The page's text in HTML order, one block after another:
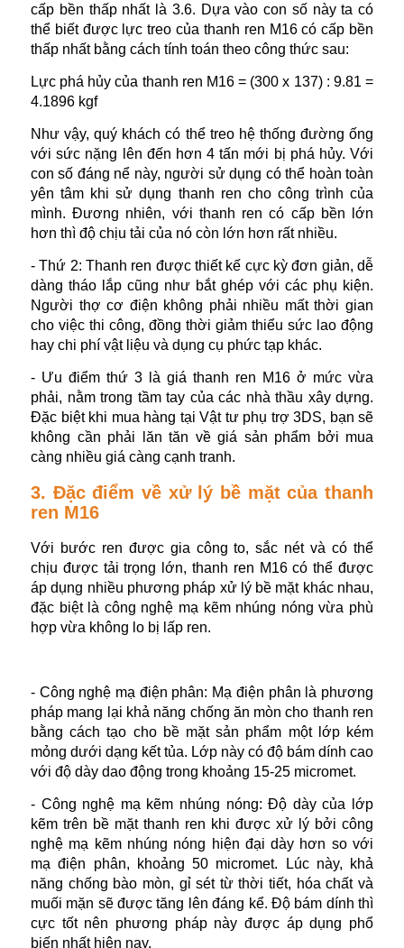
cấp bền thấp nhất là 3.6. Dựa vào con số này ta có
thể biết được lực treo của thanh ren M16 có cấp bền
thấp nhất bằng cách tính toán theo công thức sau:
Lực phá hủy của thanh ren M16 = (300 x 137) : 9.81 =
4.1896 kgf
Như vậy, quý khách có thể treo hệ thống đường ống
với sức nặng lên đến hơn 4 tấn mới bị phá hủy. Với
con số đáng nể này, người sử dụng có thể hoàn toàn
yên tâm khi sử dụng thanh ren cho công trình của
mình. Đương nhiên, với thanh ren có cấp bền lớn
hơn thì độ chịu tải của nó còn lớn hơn rất nhiều.
- Thứ 2: Thanh ren được thiết kế cực kỳ đơn giản, dễ
dàng tháo lắp cũng như bắt ghép với các phụ kiện.
Người thợ cơ điện không phải nhiều mất thời gian
cho việc thi công, đồng thời giảm thiểu sức lao động
hay chi phí vật liệu và dụng cụ phức tạp khác.
- Ưu điểm thứ 3 là giá thanh ren M16 ở mức vừa
phải, nằm trong tầm tay của các nhà thầu xây dựng.
Đặc biệt khi mua hàng tại Vật tư phụ trợ 3DS, bạn sẽ
không cần phải lăn tăn về giá sản phẩm bởi mua
càng nhiều giá càng cạnh tranh.
3. Đặc điểm về xử lý bề mặt của thanh
ren M16
Với bước ren được gia công to, sắc nét và có thể
chịu được tải trọng lớn, thanh ren M16 có thể được
áp dụng nhiều phương pháp xử lý bề mặt khác nhau,
đặc biệt là công nghệ mạ kẽm nhúng nóng vừa phù
hợp vừa không lo bị lấp ren.
- Công nghệ mạ điện phân: Mạ điện phân là phương
pháp mang lại khả năng chống ăn mòn cho thanh ren
bằng cách tạo cho bề mặt sản phẩm một lớp kém
mỏng dưới dạng kết tủa. Lớp này có độ bám dính cao
với độ dày dao động trong khoảng 15-25 micromet.
- Công nghệ mạ kẽm nhúng nóng: Độ dày của lớp
kẽm trên bề mặt thanh ren khi được xử lý bởi công
nghệ mạ kẽm nhúng nóng hiện đại dày hơn so với
mạ điện phân, khoảng 50 micromet. Lúc này, khả
năng chống bào mòn, gỉ sét từ thời tiết, hóa chất và
muối mặn sẽ được tăng lên đáng kể. Độ bám dính thì
cực tốt nên phương pháp này được áp dụng phổ
biến nhất hiện nay.